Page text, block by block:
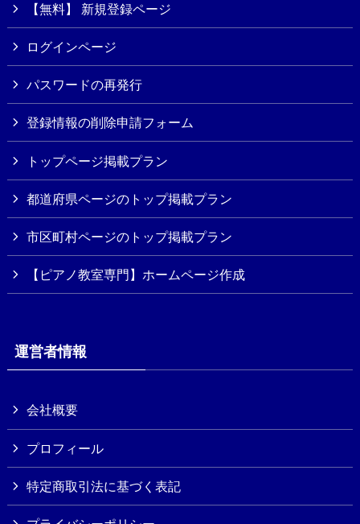
【無料】 新規登録ページ
ログインページ
パスワードの再発行
登録情報の削除申請フォーム
トップページ掲載プラン
都道府県ページのトップ掲載プラン
市区町村ページのトップ掲載プラン
【ピアノ教室専門】ホームページ作成
運営者情報
会社概要
プロフィール
特定商取引法に基づく表記